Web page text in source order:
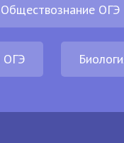
Обществознание ОГЭ
ОГЭ